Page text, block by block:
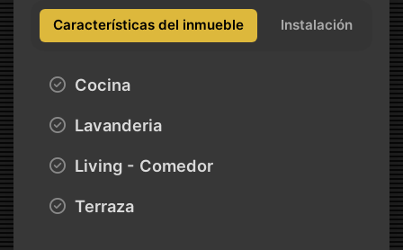
Características del inmueble Instalación
Cocina
Lavanderia
Living - Comedor
Terraza